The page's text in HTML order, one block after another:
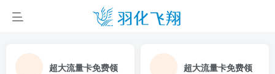
超大流量卡免费领 超大流量卡免费领